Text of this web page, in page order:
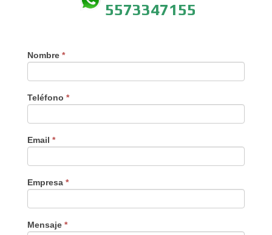
5573347155
Nombre *
Teléfono *
Email *
Empresa *
Mensaje *